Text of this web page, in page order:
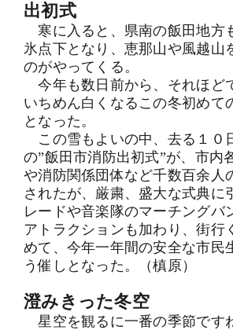
出初式
寒に入ると、県南の飯田地方
氷点下となり、恵那山や風越山
のがやってくる。
今年も数日前から、それほど
いちめん白くなるこの冬初めて
となった。
この雪もよいの中、去る１０
の”飯田市消防出初式”が、市内
や消防関係団体など千数百余人
されたが、厳粛、盛大な式典に
レードや音楽隊のマーチングバ
アトラクションも加わり、街行
めて、今年一年間の安全な市民
う催しとなった。（槙原）
澄みきった冬空
星空を観るに一番の季節です